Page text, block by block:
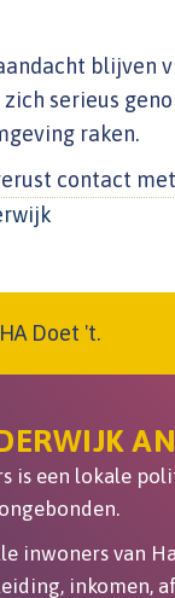
blijven
serieus
raken.
contact
HA Doet 't.
is een lokale
inwoners van
inkomen,